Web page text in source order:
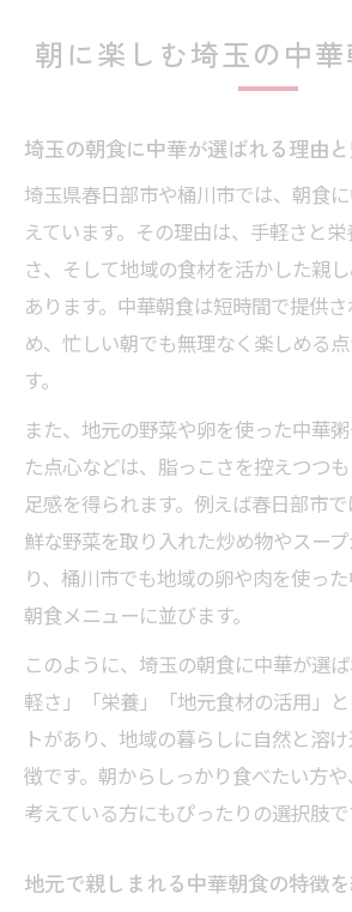
地元で愛される春日部と桶川の
春日部と桶川の中華朝食の
地域密着の中華店が提供す
地元で長く愛される中華朝
春日部と桶川の中華朝食の
中華を通じて感じる春日部
忙しい朝も中華なら手軽に味わ
テイクアウトで気軽に楽し
スピーディーに味わえる埼
情
忙しい朝にぴったりな中華
朝の時短に活躍する中華朝
中華朝食が春日部市と桶川市で
春日部と桶川で中華朝食が
地元食材を活かす中華朝食
地域住民に愛される中華朝
春日部市と桶川市の中華朝
関係
朝に楽しむ埼玉の中
埼玉の朝食に中華が選ばれる理由
埼玉県春日部市や桶川市では、朝食
えています。その理由は、手軽さと
さ、そして地域の食材を活かした親
あります。中華朝食は短時間で提供
め、忙しい朝でも無理なく楽しめる
す。
また、地元の野菜や卵を使った中華
た点心などは、脂っこさを控えつつ
足感を得られます。例えば春日部市
鮮な野菜を取り入れた炒め物やスー
り、桶川市でも地域の卵や肉を使っ
朝食メニューに並びます。
このように、埼玉の朝食に中華が選
軽さ」「栄養」「地元食材の活用」
トがあり、地域の暮らしに自然と溶
徴です。朝からしっかり食べたい方
考えている方にもぴったりの選択肢で
地元で親しまれる中華朝食の特徴